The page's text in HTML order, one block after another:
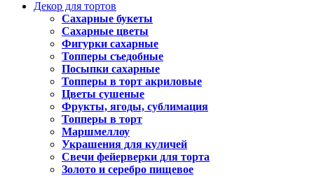
Декор для тортов
Сахарные букеты
Сахарные цветы
Фигурки сахарные
Топперы съедобные
Посыпки сахарные
Топперы в торт акриловые
Цветы сушеные
Фрукты, ягоды, сублимация
Топперы в торт
Маршмеллоу
Украшения для куличей
Свечи фейерверки для торта
Золото и серебро пищевое